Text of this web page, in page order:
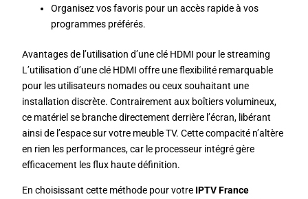
Organisez vos favoris pour un accès rapide à vos
programmes préférés.
Avantages de l’utilisation d’une clé HDMI pour le streaming
L’utilisation d’une clé HDMI offre une flexibilité remarquable
pour les utilisateurs nomades ou ceux souhaitant une
installation discrète. Contrairement aux boîtiers volumineux,
ce matériel se branche directement derrière l’écran, libérant
ainsi de l’espace sur votre meuble TV. Cette compacité n’altère
en rien les performances, car le processeur intégré gère
efficacement les flux haute définition.
En choisissant cette méthode pour votre IPTV France